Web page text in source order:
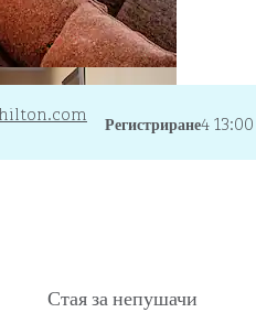
Регистриране4
Стая за непушачи